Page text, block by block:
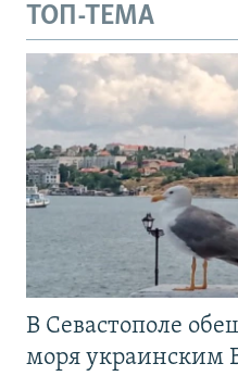
ТОП-ТЕМА
В Севастополе
моря украинским